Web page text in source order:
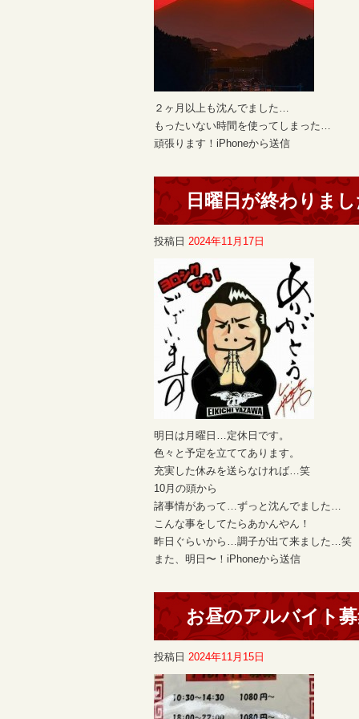
２ヶ月以上も沈んでました…
もったいない時間を使ってしまった…
頑張ります！iPhoneから送信
日曜日が終わりま
投稿日 2024年11月17日
明日は月曜日…定休日です。
色々と予定を立ててあります。
充実した休みを送らなければ…笑
10月の頭から
諸事情があって…ずっと沈んでました…
こんな事をしてたらあかんやん！
昨日ぐらいから…調子が出て来ました…笑
また、明日〜！iPhoneから送信
お昼のアルバイト
投稿日 2024年11月15日